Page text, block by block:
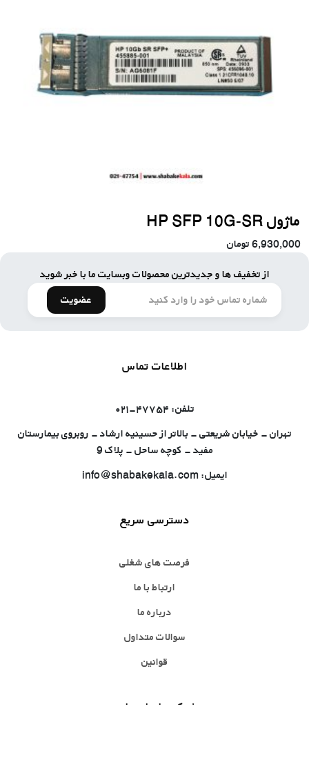
ماژول HP SFP 10G-SR
6,930,000تومان
از تخفیف ها و جدیدترین محصولات وبسایت ما با خبر شوید
عضویت
اطلاعات تماس
تلفن: ۴۷۷۵۴-۰۲۱
تهران - خیابان شریعتی - بالاتر از حسینیه ارشاد - روبروی بیمارستان
مفید - کوچه ساحل - پلاک 9
ایمیل: info@shabakekala.com
دسترسی سریع
فرصت های شغلی
ارتباط با ما
درباره ما
سوالات متداول
قوانین
شبکه های اجتماعی